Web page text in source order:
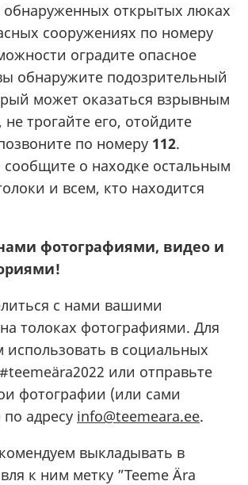
открытых люках
сооружениях по номеру
оградите опасное
обнаружите подозрительный
может оказаться взрывным
не трогайте его, отойдите
по номеру 112.
сообщите о находке остальным
и всем, кто находится
фотографиями, видео и
с нами вашими
толоках фотографиями. Для
использовать в социальных
или отправьте
фотографии (или сами
адресу info@teemeara.ee.
выкладывать в
к ним метку ”Teeme Ära